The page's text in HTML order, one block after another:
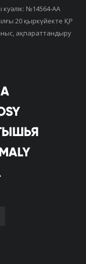
№14564-АА
20 қыркүйекте ҚР
ақпараттандыру